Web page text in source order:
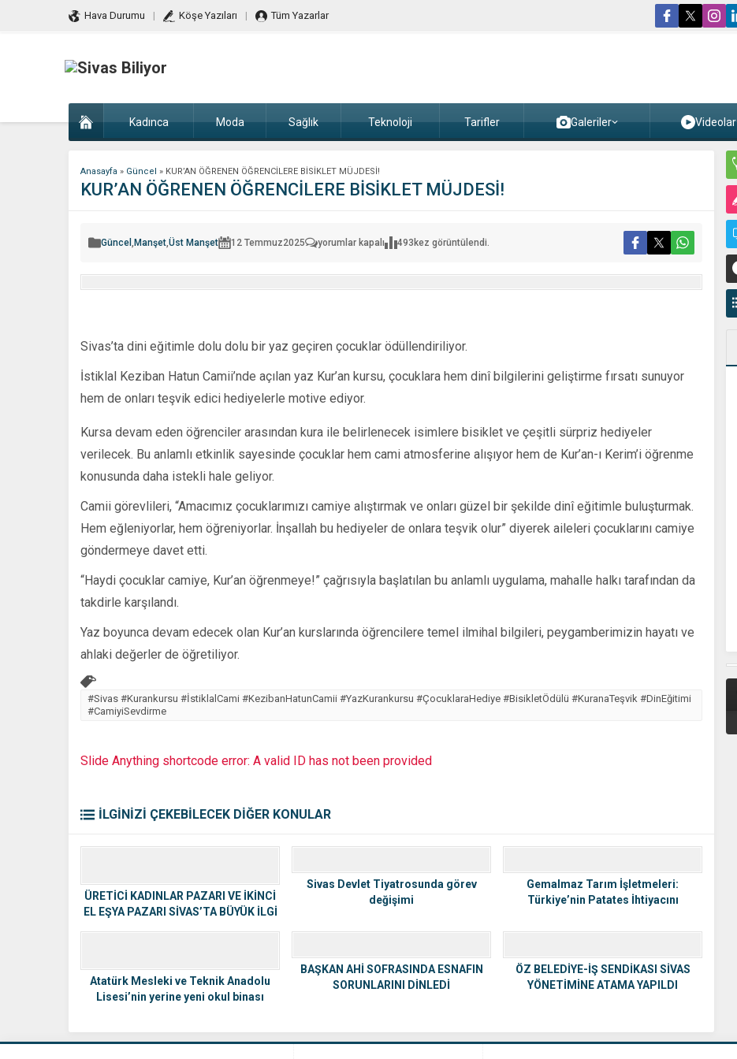
Hava Durumu Köşe Yazıları Tüm Yazarlar
Kadınca Moda Sağlık Teknoloji Tarifler Galeriler Videolar
Anasayfa » Güncel » KUR’AN ÖĞRENEN ÖĞRENCİLERE BİSİKLET MÜJDESİ!
KUR’AN ÖĞRENEN ÖĞRENCİLERE BİSİKLET MÜJDESİ!
Güncel , Manşet,Üst Manşet 12 Temmuz2025
KUR’AN
BİSİKLET
yorumlar kapalı 493 kez görüntülendi.
Sivas’ta dini eğitimle dolu dolu bir yaz geçiren çocuklar ödüllendiriliyor.
İstiklal Keziban Hatun Camii’nde açılan yaz Kur’an kursu, çocuklara hem dinî bilgilerini geliştirme fırsatı sunuyor
hem de onları teşvik edici hediyelerle motive ediyor.
Kursa devam eden öğrenciler arasından kura ile belirlenecek isimlere bisiklet ve çeşitli sürpriz hediyeler
verilecek. Bu anlamlı etkinlik sayesinde çocuklar hem cami atmosferine alışıyor hem de Kur’an-ı Kerim’i öğrenme
konusunda daha istekli hale geliyor.
Camii görevlileri, “Amacımız çocuklarımızı camiye alıştırmak ve onları güzel bir şekilde dinî eğitimle buluşturmak.
Hem eğleniyorlar, hem öğreniyorlar. İnşallah bu hediyeler de onlara teşvik olur” diyerek aileleri çocuklarını camiye
göndermeye davet etti.
“Haydi çocuklar camiye, Kur’an öğrenmeye!” çağrısıyla başlatılan bu anlamlı uygulama, mahalle halkı tarafından da
takdirle karşılandı.
Yaz boyunca devam edecek olan Kur’an kurslarında öğrencilere temel ilmihal bilgileri, peygamberimizin hayatı ve
ahlaki değerler de öğretiliyor.
#Sivas #Kurankursu #İstiklalCami #KezibanHatunCamii #YazKurankursu #ÇocuklaraHediye #BisikletÖdülü #KuranaTeşvik #DinEğitimi
#CamiyiSevdirme
Slide Anything shortcode error: A valid ID has not been provided
İLGİNİZİ ÇEKEBİLECEK DİĞER KONULAR
ÜRETİCİ KADINLAR PAZARI VE İKİNCİ
EL EŞYA PAZARI SİVAS’TA BÜYÜK İLGİ
Sivas Devlet Tiyatrosunda görev
değişimi
Gemalmaz Tarım İşletmeleri:
Türkiye’nin Patates İhtiyacını
Atatürk Mesleki ve Teknik Anadolu
Lisesi’nin yerine yeni okul binası
BAŞKAN AHİ SOFRASINDA ESNAFIN
SORUNLARINI DİNLEDİ
ÖZ BELEDİYE-İŞ SENDİKASI SİVAS
YÖNETİMİNE ATAMA YAPILDI